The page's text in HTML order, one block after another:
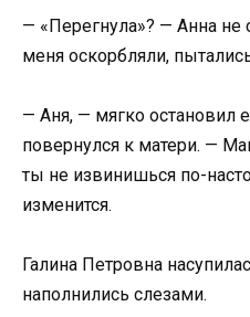
— «Перегнула»? — Анна
меня оскорбляли,
— Аня, — мягко остановил
повернулся к матери. —
ты не извинишься по-
изменится.
Галина Петровна
наполнились слезами.